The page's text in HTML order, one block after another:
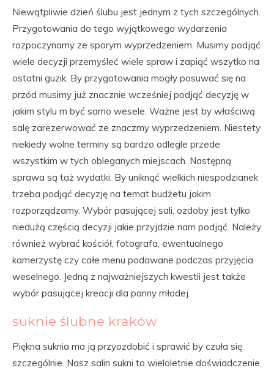
Niewątpliwie dzień ślubu jest jednym z tych szczególnych.
Przygotowania do tego wyjątkowego wydarzenia
rozpoczynamy ze sporym wyprzedzeniem. Musimy podjąć
wiele decyzji przemyśleć wiele spraw i zapiąć wszytko na
ostatni guzik. By przygotowania mogły posuwać się na
przód musimy już znacznie wcześniej podjąć decyzję w
jakim stylu m być samo wesele. Ważne jest by właściwą
salę zarezerwować ze znaczmy wyprzedzeniem. Niestety
niekiedy wolne terminy są bardzo odlegle przede
wszystkim w tych obleganych miejscach. Następną
sprawa są taż wydatki. By uniknąć wielkich niespodzianek
trzeba podjąć decyzję na temat budżetu jakim
rozporządzamy. Wybór pasującej sali, ozdoby jest tylko
niedużą częścią decyzji jakie przyjdzie nam podjąć. Należy
również wybrać kościół, fotografa, ewentualnego
kamerzystę czy całe menu podawane podczas przyjęcia
weselnego. Jedną z najważniejszych kwestii jest także
wybór pasującej kreacji dla panny młodej.
suknie ślubne kraków
Piękna suknia ma ją przyozdobić i sprawić by czuła się
szczególnie. Nasz salin sukni to wieloletnie doświadczenie,